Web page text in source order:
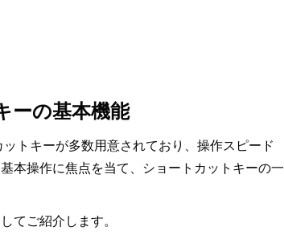
ーの基本機能
トキーが多数用意されており、操作スピード
本操作に焦点を当て、ショートカットキーの一
てご紹介します。